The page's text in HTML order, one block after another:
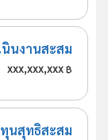
นินงานสะสม
xxx,xxx,xxx฿
นสุทธิสะสม